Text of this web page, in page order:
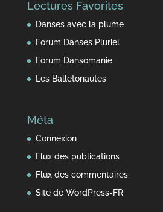
temps
Lectures Favorites
Danses avec la plume
Forum Danses Pluriel
Forum Dansomanie
Les Balletonautes
Méta
Connexion
Flux des publications
Flux des commentaires
Site de WordPress-FR